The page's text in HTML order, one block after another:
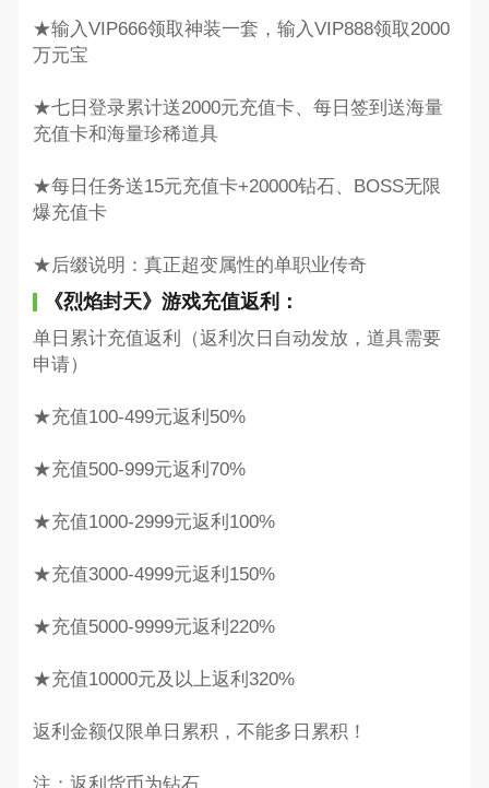
★输入VIP666领取神装一套，输入VIP888领取2000
万元宝
★七日登录累计送2000元充值卡、每日签到送海量
充值卡和海量珍稀道具
★每日任务送15元充值卡+20000钻石、BOSS无限
爆充值卡
★后缀说明：真正超变属性的单职业传奇
《烈焰封天》游戏充值返利：
单日累计充值返利（返利次日自动发放，道具需要
申请）
★充值100-499元返利50%
★充值500-999元返利70%
★充值1000-2999元返利100%
★充值3000-4999元返利150%
★充值5000-9999元返利220%
★充值10000元及以上返利320%
返利金额仅限单日累积，不能多日累积！